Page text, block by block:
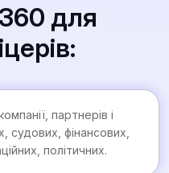
для
партнерів і
судових, фінансових,
політичних.